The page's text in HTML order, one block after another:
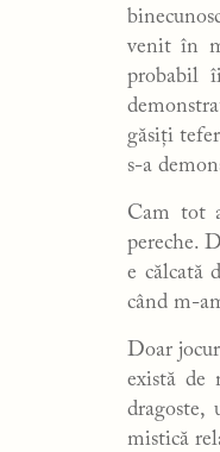
venit în
probabil
găsiți
s-a
Cam tot
pereche.
e călcată
când m-
Doar
există de
dragoste,
mistică